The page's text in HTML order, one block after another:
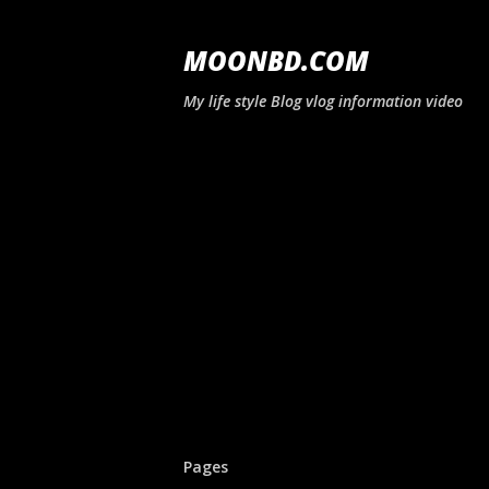
MOONBD.COM
My life style Blog vlog information video
Pages